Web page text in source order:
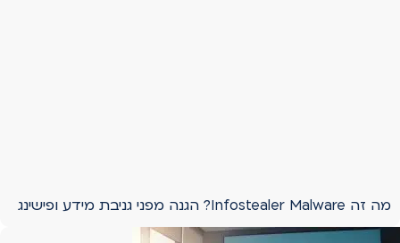
מה זה Infostealer Malware? הגנה מפני גניבת מידע ופישינג